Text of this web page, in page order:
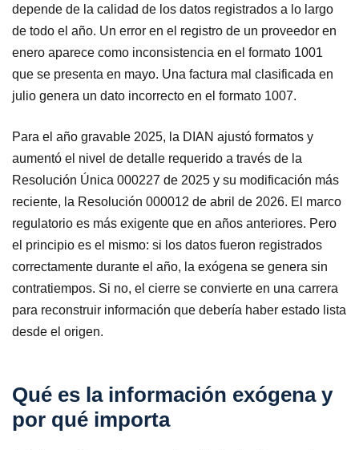
depende de la calidad de los datos registrados a lo largo
de todo el año. Un error en el registro de un proveedor en
enero aparece como inconsistencia en el formato 1001
que se presenta en mayo. Una factura mal clasificada en
julio genera un dato incorrecto en el formato 1007.
Para el año gravable 2025, la DIAN ajustó formatos y
aumentó el nivel de detalle requerido a través de la
Resolución Única 000227 de 2025 y su modificación más
reciente, la Resolución 000012 de abril de 2026. El marco
regulatorio es más exigente que en años anteriores. Pero
el principio es el mismo: si los datos fueron registrados
correctamente durante el año, la exógena se genera sin
contratiempos. Si no, el cierre se convierte en una carrera
para reconstruir información que debería haber estado lista
desde el origen.
Qué es la información exógena y
por qué importa